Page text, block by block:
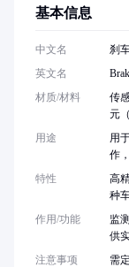
基本信息
中文名
刹
英文名
材质/材料
传
元
用途
用
作
特性
高
种
作用/功能
监
供
注意事项
需